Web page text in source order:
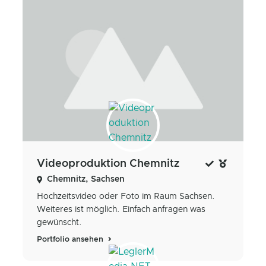
Videoproduktion Chemnitz
Chemnitz, Sachsen
Hochzeitsvideo oder Foto im Raum Sachsen.
Weiteres ist möglich. Einfach anfragen was
gewünscht.
Portfolio ansehen